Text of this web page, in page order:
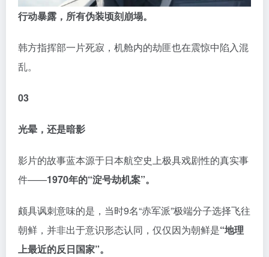
行动暴露，所有伪装顷刻崩塌。
韩方指挥部一片死寂，机舱内的劫匪也在震惊中陷入混
乱。
03
光晕，还是暗影
影片的故事蓝本源于日本航空史上极具戏剧性的真实事
件——1970年的“淀号劫机案”。
颇具讽刺意味的是，当时9名“赤军派”极端分子选择飞往
朝鲜，并非出于意识形态认同，仅仅因为朝鲜是“地理
上最近的反日国家”。